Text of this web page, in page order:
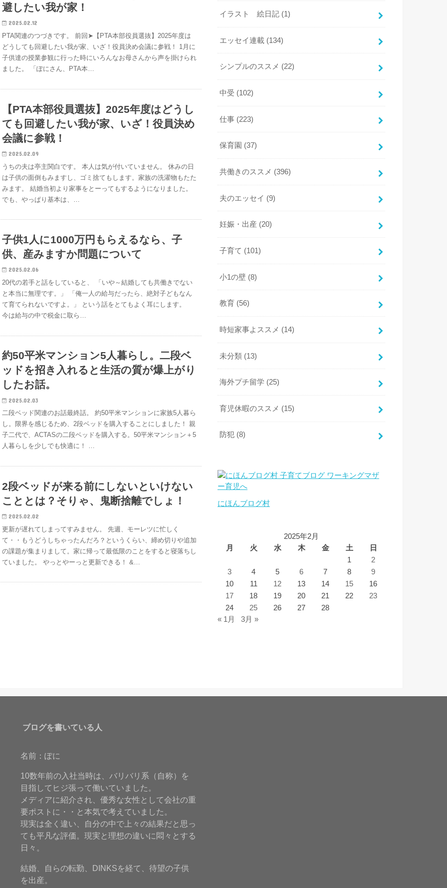
避したい我が家！
2025.02.12
PTA関連のつづきです。 前回➤【PTA本部役員選抜】2025年度は
どうしても回避したい我が家、いざ！役員決め会議に参戦！ 1月に
子供達の授業参観に行った時にいろんなお母さんから声を掛けられ
ました。 「ぽにさん、PTA本…
【PTA本部役員選抜】2025年度はどうし
ても回避したい我が家、いざ！役員決め
会議に参戦！
2025.02.09
うちの夫は亭主関白です。 本人は気が付いていません。 休みの日
は子供の面倒もみますし、ゴミ捨てもします。家族の洗濯物もたた
みます。 結婚当初より家事をとーってもするようになりました。
でも、やっぱり基本は、…
子供1人に1000万円もらえるなら、子
供、産みますか問題について
2025.02.06
20代の若手と話をしていると、 「いや～結婚しても共働きでない
と本当に無理です。」 「俺一人の給与だったら、絶対子どもなん
て育てられないですよ。」 という話をとてもよく耳にします。
今は給与の中で税金に取ら…
約50平米マンション5人暮らし。二段ベ
ッドを招き入れると生活の質が爆上がり
したお話。
2025.02.03
二段ベッド関連のお話最終話。 約50平米マンションに家族5人暮ら
し。限界を感じるため、2段ベッドを購入することにしました！ 親
子二代で、ACTASの二段ベッドを購入する。50平米マンション＋5
人暮らしを少しでも快適に！ …
2段ベッドが来る前にしないといけない
こととは？そりゃ、鬼断捨離でしょ！
2025.02.02
更新が遅れてしまってすみません。 先週、モーレツに忙しく
て・・もうどうしちゃったんだろ？というくらい、締め切りや追加
の課題が集まりまして。家に帰って最低限のことをすると寝落ちし
ていました。 やっとやーっと更新できる！ &…
イラスト 絵日記 (1)
エッセイ連載 (134)
シンプルのススメ (22)
中受 (102)
仕事 (223)
保育園 (37)
共働きのススメ (396)
夫のエッセイ (9)
妊娠・出産 (20)
子育て (101)
小1の壁 (8)
教育 (56)
時短家事よススメ (14)
未分類 (13)
海外プチ留学 (25)
育児休暇のススメ (15)
防犯 (8)
にほんブログ村
2025年2月
月
火 水 木 金 土
日
1
2
3
4 5 6 7 8
9
10
11 12 13 14 15
16
17
18 19 20 21 22
23
24
25 26 27
28
« 1月
3月 »
ブログを書いている人
名前：ぽに
10数年前の入社当時は、バリバリ系（自称）を
目指してヒジ張って働いていました。
メディアに紹介され、優秀な女性として会社の重
要ポストに・・と本気で考えていました。
現実は全く違い、自分の中で上々の結果だと思っ
ても平凡な評価。現実と理想の違いに悶々とする
日々。
結婚、自らの転勤、DINKSを経て、待望の子供
を出産。